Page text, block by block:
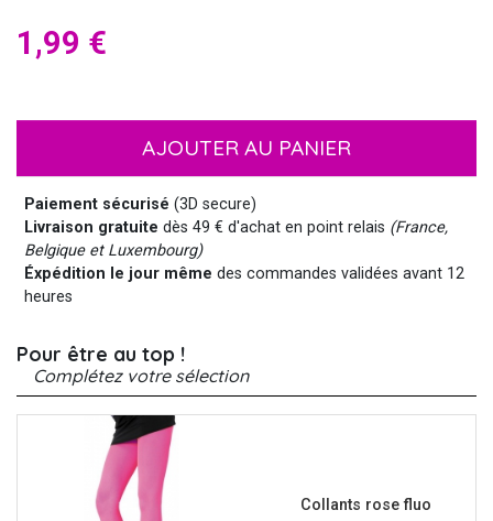
1,99 €
AJOUTER AU PANIER
Paiement sécurisé (3D secure)
Livraison gratuite dès 49 € d'achat en point relais (France,
Belgique et Luxembourg)
Éxpédition le jour même des commandes validées avant 12
heures
Pour être au top !
Complétez votre sélection
Collants rose fluo